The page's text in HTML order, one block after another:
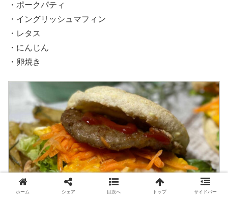
・ポークパティ
・イングリッシュマフィン
・レタス
・にんじん
・卵焼き
ホーム シェア 目次へ トップ サイドバー